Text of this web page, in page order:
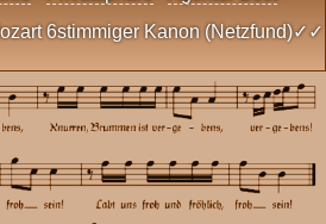
6stimmiger Kanon (Netzfund)✓✓